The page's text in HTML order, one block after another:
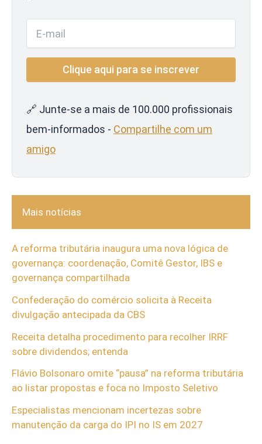
🔗 Junte-se a mais de 100.000 profissionais
bem-informados - Compartilhe com um
amigo
Mais notícias
A reforma tributária inaugura uma nova lógica de
governança: coordenação, Comitê Gestor, IBS e
governança compartilhada
Confederação do comércio solicita à Receita
divulgação antecipada da CBS
Receita detalha procedimento para recolher IRRF
sobre dividendos; entenda
Flávio Bolsonaro omite “pausa” na reforma tributária
ao listar propostas e foca no Imposto Seletivo
Especialistas mencionam incertezas sobre
manutenção da carga do IPI no IS em 2027